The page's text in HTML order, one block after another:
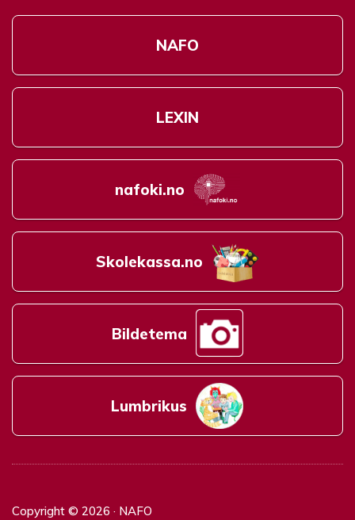
NAFO
LEXIN
nafoki.no
Skolekassa.no
Bildetema
Lumbrikus
Copyright © 2026 · NAFO